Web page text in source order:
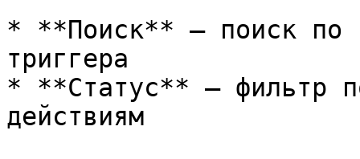
* **Поиск** — поиск по
триггера
* **Статус** — фильтр
действиям